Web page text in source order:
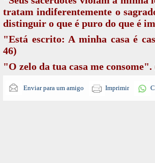
tratam indiferentemente o
distinguir o que é puro do que é
"Está escrito: A minha casa é
46)
"O zelo da tua casa me consome".
Todas essas profanações na
igualmente permitem.
Enviar para um amigo Imprimir